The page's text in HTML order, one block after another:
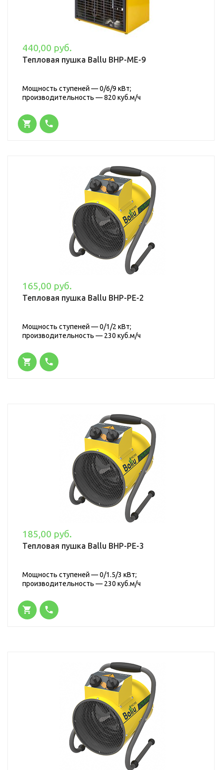
440,00 руб.
Тепловая пушка Ballu BHP-ME-9
Мощность ступеней — 0/6/9 кВт;
производительность — 820 куб.м/ч
165,00 руб.
Тепловая пушка Ballu BHP-PE-2
Мощность ступеней — 0/1/2 кВт;
производительность — 230 куб.м/ч
185,00 руб.
Тепловая пушка Ballu BHP-PE-3
Мощность ступеней — 0/1.5/3 кВт;
производительность — 230 куб.м/ч